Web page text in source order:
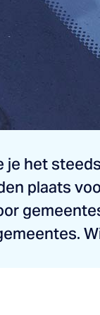
je het
plaats